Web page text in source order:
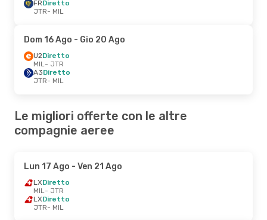
FRDiretto
JTR- MIL
Dom 16 Ago - Gio 20 Ago
U2Diretto
MIL- JTR
A3Diretto
JTR- MIL
Le migliori offerte con le altre
compagnie aeree
Lun 17 Ago - Ven 21 Ago
LXDiretto
MIL- JTR
LXDiretto
JTR- MIL